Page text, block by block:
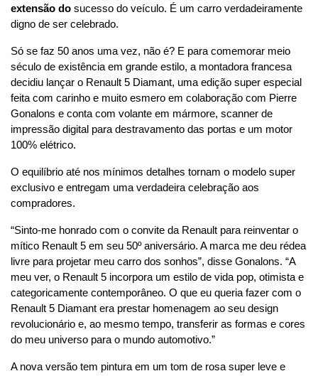
extensão do sucesso do veículo. É um carro verdadeiramente
digno de ser celebrado.
Só se faz 50 anos uma vez, não é? E para comemorar meio
século de existência em grande estilo, a montadora francesa
decidiu lançar o Renault 5 Diamant, uma edição super especial
feita com carinho e muito esmero em colaboração com Pierre
Gonalons e conta com volante em mármore, scanner de
impressão digital para destravamento das portas e um motor
100% elétrico.
O equilíbrio até nos mínimos detalhes tornam o modelo super
exclusivo e entregam uma verdadeira celebração aos
compradores.
“Sinto-me honrado com o convite da Renault para reinventar o
mítico Renault 5 em seu 50º aniversário. A marca me deu rédea
livre para projetar meu carro dos sonhos”, disse Gonalons. “A
meu ver, o Renault 5 incorpora um estilo de vida pop, otimista e
categoricamente contemporâneo. O que eu queria fazer com o
Renault 5 Diamant era prestar homenagem ao seu design
revolucionário e, ao mesmo tempo, transferir as formas e cores
do meu universo para o mundo automotivo.”
A nova versão tem pintura em um tom de rosa super leve e